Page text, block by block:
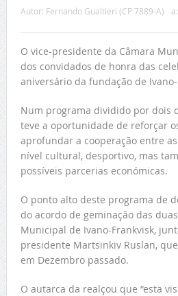
Autor: Fernando Gualtieri (CP 7889-A) a:
O vice-presidente da Câmara
dos convidados de honra das
aniversário da fundação de
Num programa dividido por dois
teve a oportunidade de reforçar
aprofundar a cooperação entre
nível cultural, desportivo, mas
possíveis parcerias económicas.
O ponto alto deste programa de
do acordo de geminação das
Municipal de Ivano-Frankvisk,
presidente Martsinkiv Ruslan,
em Dezembro passado.
O autarca da realçou que “esta